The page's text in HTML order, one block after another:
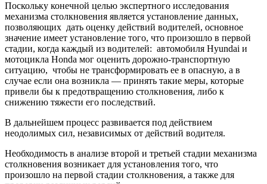
Поскольку конечной целью экспертного исследования
механизма столкновения является установление данных,
позволяющих дать оценку действий водителей, основное
значение имеет установление того, что произошло в первой
стадии, когда каждый из водителей: автомобиля Hyundai и
мотоцикла Honda мог оценить дорожно-транспортную
ситуацию, чтобы не трансформировать ее в опасную, а в
случае если она возникла — принять такие меры, которые
привели бы к предотвращению столкновения, либо к
снижению тяжести его последствий.
В дальнейшем процесс развивается под действием
неодолимых сил, независимых от действий водителя.
Необходимость в анализе второй и третьей стадии механизма
столкновения возникает для установления того, что
произошло на первой стадии столкновения, а также для